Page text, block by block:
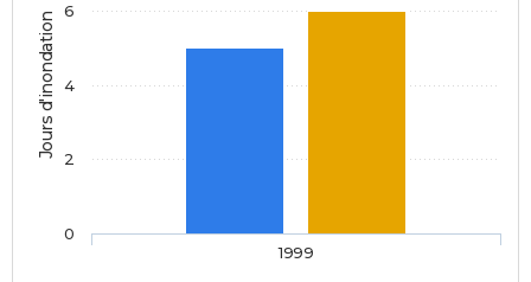
Jours d'inondation
1999
0
2
4
6